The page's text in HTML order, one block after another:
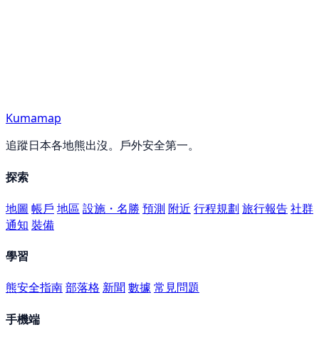
Kumamap
追蹤日本各地熊出沒。戶外安全第一。
探索
地圖 帳戶 地區 設施・名勝 預測 附近 行程規劃 旅行報告社群
通知 裝備
學習
熊安全指南部落格 新聞數據 常見問題
手機端